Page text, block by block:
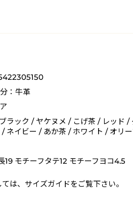
：牛革
ラック / ヤケヌメ / こげ茶 / レッド /
/ ネイビー / あか茶 / ホワイト / オリ
19 モチーフタテ12 モチーフヨコ4.5
は、 サイズガイドをご覧下さい。